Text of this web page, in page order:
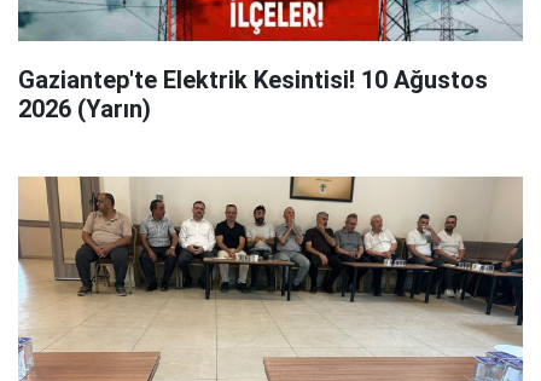
Gaziantep'te Elektrik Kesintisi! 10 Ağustos
2026 (Yarın)